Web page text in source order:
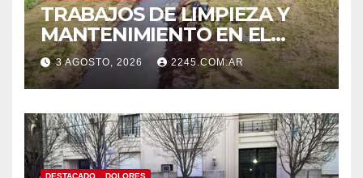
TRABAJOS DE LIMPIEZA Y
MANTENIMIENTO EN EL
CANAL LA PICASA
3 AGOSTO, 2026 2245.COM.AR
DESTACADO DOLORES